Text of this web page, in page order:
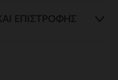
ΕΠΙΣΤΡΟΦΉΣ